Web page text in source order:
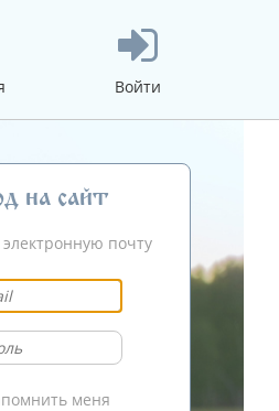
Войти
на сайт
почту
меня